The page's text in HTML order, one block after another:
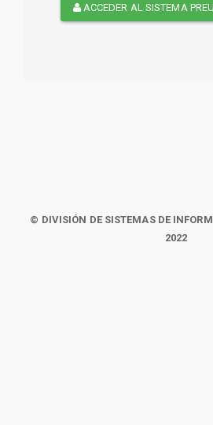
ACCEDER AL SISTEMA
© DIVISIÓN DE SISTEMAS DE
2022